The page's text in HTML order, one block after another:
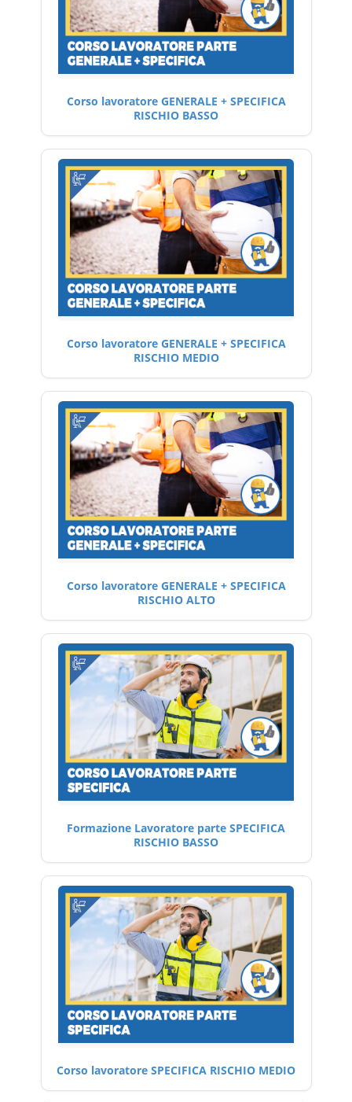
Corso lavoratore GENERALE + SPECIFICA
RISCHIO BASSO
Corso lavoratore GENERALE + SPECIFICA
RISCHIO MEDIO
Corso lavoratore GENERALE + SPECIFICA
RISCHIO ALTO
Formazione Lavoratore parte SPECIFICA
RISCHIO BASSO
Corso lavoratore SPECIFICA RISCHIO MEDIO